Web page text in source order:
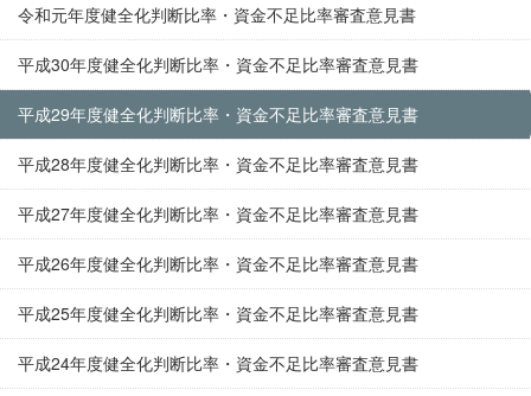
令和元年度健全化判断比率・資金不足比率審査意見書
平成30年度健全化判断比率・資金不足比率審査意見書
平成29年度健全化判断比率・資金不足比率審査意見書
平成28年度健全化判断比率・資金不足比率審査意見書
平成27年度健全化判断比率・資金不足比率審査意見書
平成26年度健全化判断比率・資金不足比率審査意見書
平成25年度健全化判断比率・資金不足比率審査意見書
平成24年度健全化判断比率・資金不足比率審査意見書